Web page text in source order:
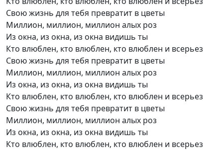
Свою жизнь для тебя превратит в цветы
Миллион, миллион, миллион алых роз
Из окна, из окна, из окна видишь ты
Кто влюблен, кто влюблен, кто влюблен и всерьез
Свою жизнь для тебя превратит в цветы
Миллион, миллион, миллион алых роз
Из окна, из окна, из окна видишь ты
Кто влюблен, кто влюблен, кто влюблен и всерьез
Свою жизнь для тебя превратит в цветы
Миллион, миллион, миллион алых роз
Из окна, из окна, из окна видишь ты
Кто влюблен, кто влюблен, кто влюблен и всерьез